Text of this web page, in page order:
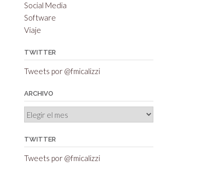
Social Media
Software
Viaje
TWITTER
Tweets por @fmicalizzi
ARCHIVO
Archivo
TWITTER
Tweets por @fmicalizzi